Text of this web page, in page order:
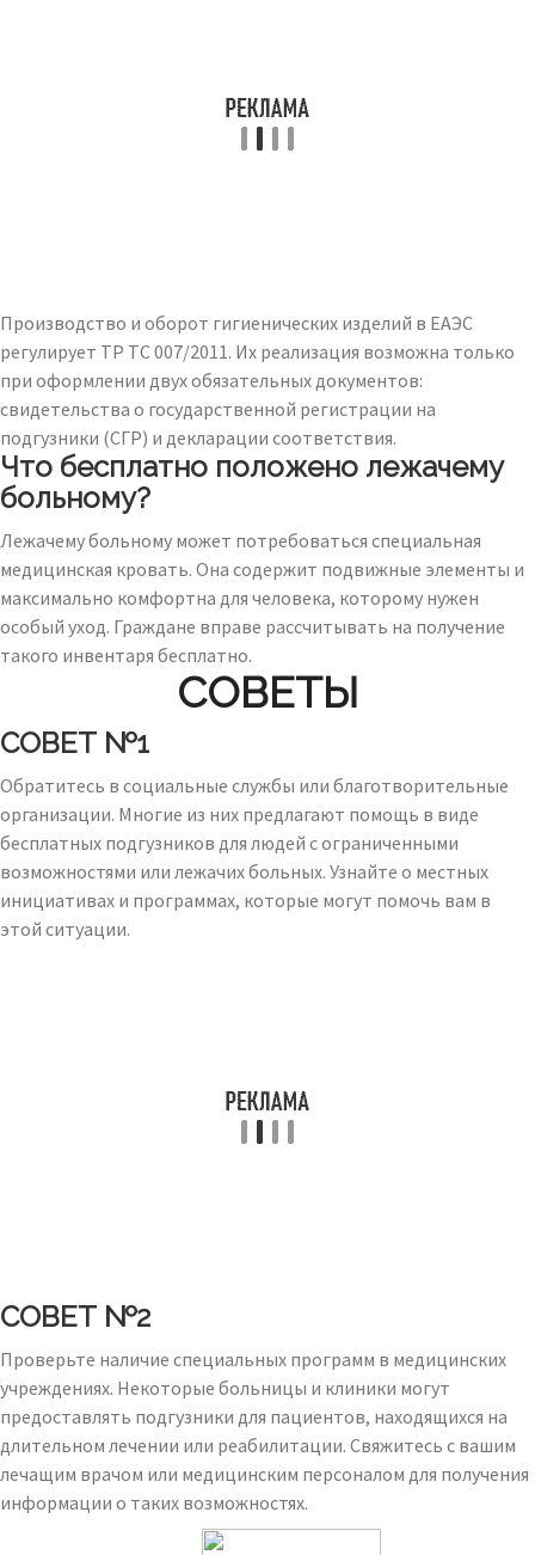
Производство и оборот гигиенических изделий в ЕАЭС
регулирует ТР ТС 007/2011. Их реализация возможна только
при оформлении двух обязательных документов:
свидетельства о государственной регистрации на
подгузники (СГР) и декларации соответствия.
Что бесплатно положено лежачему
больному?
Лежачему больному может потребоваться специальная
медицинская кровать. Она содержит подвижные элементы и
максимально комфортна для человека, которому нужен
особый уход. Граждане вправе рассчитывать на получение
такого инвентаря бесплатно.
СОВЕТЫ
СОВЕТ №1
Обратитесь в социальные службы или благотворительные
организации. Многие из них предлагают помощь в виде
бесплатных подгузников для людей с ограниченными
возможностями или лежачих больных. Узнайте о местных
инициативах и программах, которые могут помочь вам в
этой ситуации.
СОВЕТ №2
Проверьте наличие специальных программ в медицинских
учреждениях. Некоторые больницы и клиники могут
предоставлять подгузники для пациентов, находящихся на
длительном лечении или реабилитации. Свяжитесь с вашим
лечащим врачом или медицинским персоналом для получения
информации о таких возможностях.